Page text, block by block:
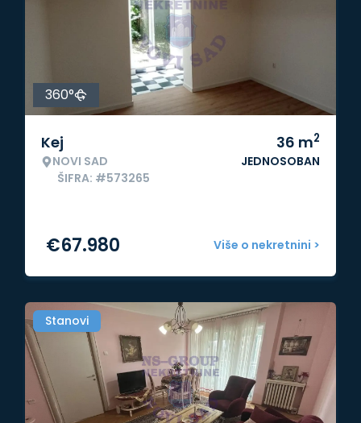
360°
Kej
NOVI SAD
ŠIFRA: #573265
36 m2
JEDNOSOBAN
Više o nekretnini >
€67.980
Stanovi